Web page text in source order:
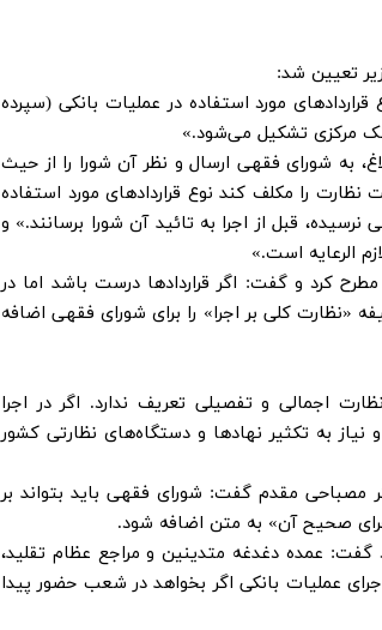
تعیین شد:
مورد استفاده در عملیات بانکی (سپرده
مرکزی تشکیل می‌شود.»
به شورای فقهی ارسال و نظر آن شورا را از حیث
را مکلف کند نوع قراردادهای مورد استفاده
قبل از اجرا به تائید آن شورا برسانند.» و
الرعایه است.»
کرد و گفت: اگر قراردادها درست باشد اما در
«نظارت کلی بر اجرا» را برای شورای فقهی اضافه
اجمالی و تفصیلی تعریف ندارد. اگر در اجرا
به تکثیر نهادها و دستگاه‌های نظارتی کشور
مصباحی مقدم گفت: شورای فقهی باید بتواند بر
صحیح آن» به متن اضافه شود.
گفت: عمده دغدغه متدینین و مراجع عظام تقلید،
عملیات بانکی اگر بخواهد در شعب حضور پیدا